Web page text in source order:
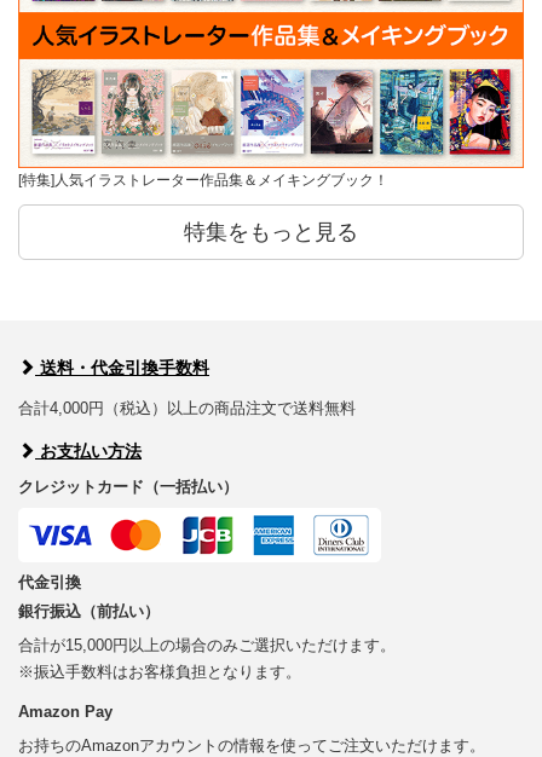
[特集]人気イラストレーター作品集＆メイキングブック！
特集をもっと見る
送料・代金引換手数料
合計4,000円（税込）以上の商品注文で送料無料
お支払い方法
クレジットカード（一括払い）
代金引換
銀行振込（前払い）
合計が15,000円以上の場合のみご選択いただけます。
※振込手数料はお客様負担となります。
Amazon Pay
お持ちのAmazonアカウントの情報を使ってご注文いただけます。